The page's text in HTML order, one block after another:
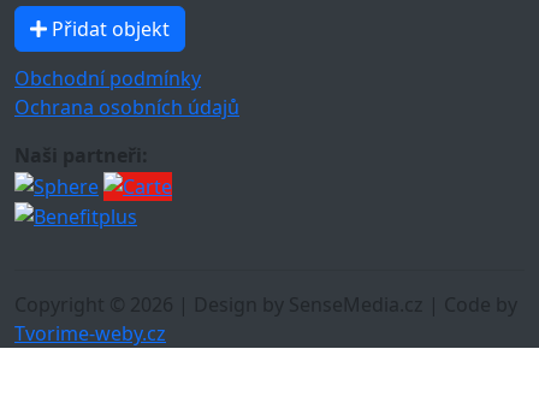
Přidat objekt
Obchodní podmínky
Ochrana osobních údajů
Naši partneři:
Copyright © 2026 | Design by SenseMedia.cz | Code by
Tvorime-weby.cz